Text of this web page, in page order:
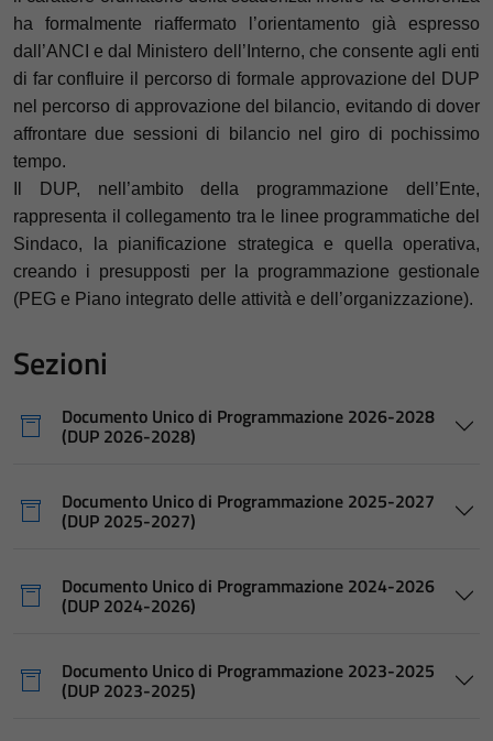
ha formalmente riaffermato
l’orientamento già espresso
dall’ANCI e dal Ministero dell’Interno, che consente agli enti
di far confluire il percorso di formale approvazione del DUP
nel percorso di approvazione del bilancio, evitando di dover
affrontare due sessioni di bilancio nel giro di pochissimo
tempo.
Il DUP, nell’ambito della programmazione dell’Ente,
rappresenta il collegamento tra le linee programmatiche del
Sindaco, la pianificazione strategica e quella operativa,
creando i presupposti per la programmazione gestionale
(PEG e Piano integrato delle attività e dell’organizzazione).
Sezioni
Documento Unico di Programmazione 2026-2028
(DUP 2026-2028)
Documento Unico di Programmazione 2025-2027
(DUP 2025-2027)
Documento Unico di Programmazione 2024-2026
(DUP 2024-2026)
Documento Unico di Programmazione 2023-2025
(DUP 2023-2025)